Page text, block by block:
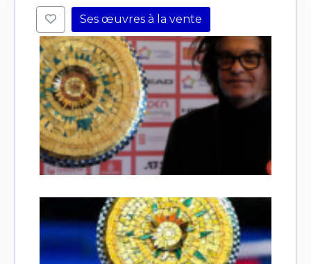
Ses œuvres à la vente